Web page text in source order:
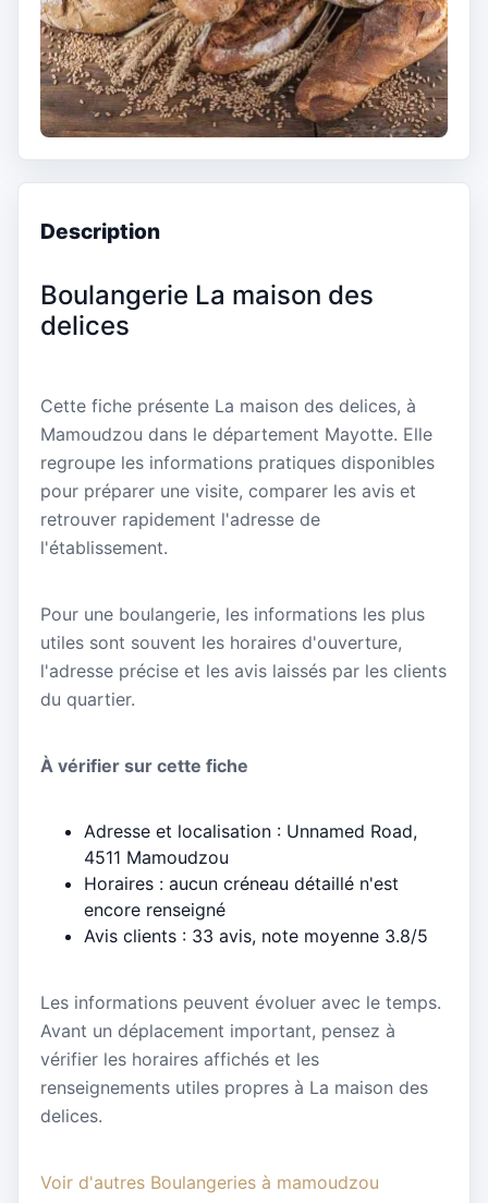
Description
Boulangerie La maison des
delices
Cette fiche présente La maison des delices, à
Mamoudzou dans le département Mayotte. Elle
regroupe les informations pratiques disponibles
pour préparer une visite, comparer les avis et
retrouver rapidement l'adresse de
l'établissement.
Pour une boulangerie, les informations les plus
utiles sont souvent les horaires d'ouverture,
l'adresse précise et les avis laissés par les clients
du quartier.
À vérifier sur cette fiche
Adresse et localisation : Unnamed Road,
4511 Mamoudzou
Horaires : aucun créneau détaillé n'est
encore renseigné
Avis clients : 33 avis, note moyenne 3.8/5
Les informations peuvent évoluer avec le temps.
Avant un déplacement important, pensez à
vérifier les horaires affichés et les
renseignements utiles propres à La maison des
delices.
Voir d'autres Boulangeries à mamoudzou